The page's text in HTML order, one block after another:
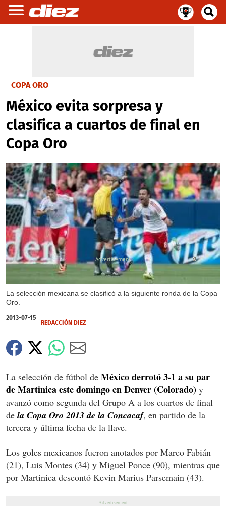
COPA ORO
México evita sorpresa y
clasifica a cuartos de final en
Copa Oro
La selección mexicana se clasificó a la siguiente ronda de la Copa
Oro.
X
2013-07-15
REDACCIÓN DIEZ
La selección de fútbol de México derrotó 3-1 a su par
de Martinica este domingo en Denver (Colorado) y
avanzó como segunda del Grupo A a los cuartos de final
de la Copa Oro 2013 de la Concacaf, en partido de la
tercera y última fecha de la llave.
Los goles mexicanos fueron anotados por Marco Fabián
(21), Luis Montes (34) y Miguel Ponce (90), mientras que
por Martinica descontó Kevin Marius Parsemain (43).